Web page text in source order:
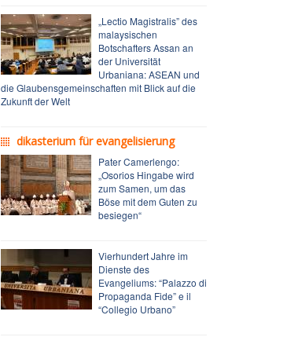
„Lectio Magistralis” des
malaysischen
Botschafters Assan an
der Universität
Urbaniana: ASEAN und
die Glaubensgemeinschaften mit Blick auf die
Zukunft der Welt
dikasterium für evangelisierung
Pater Camerlengo:
„Osorios Hingabe wird
zum Samen, um das
Böse mit dem Guten zu
besiegen“
Vierhundert Jahre im
Dienste des
Evangeliums: “Palazzo di
Propaganda Fide” e il
“Collegio Urbano”